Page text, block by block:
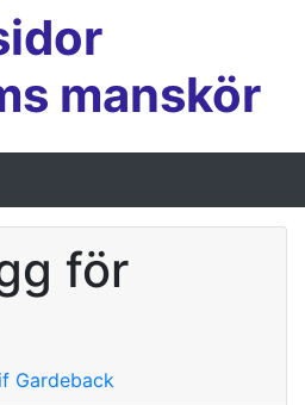
manskör
för
Gardeback